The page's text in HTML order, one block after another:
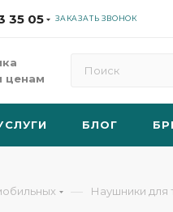
35 05 ЗАКАЗАТЬ ЗВОНОК
ценам
БЛОГ
— Наушники для